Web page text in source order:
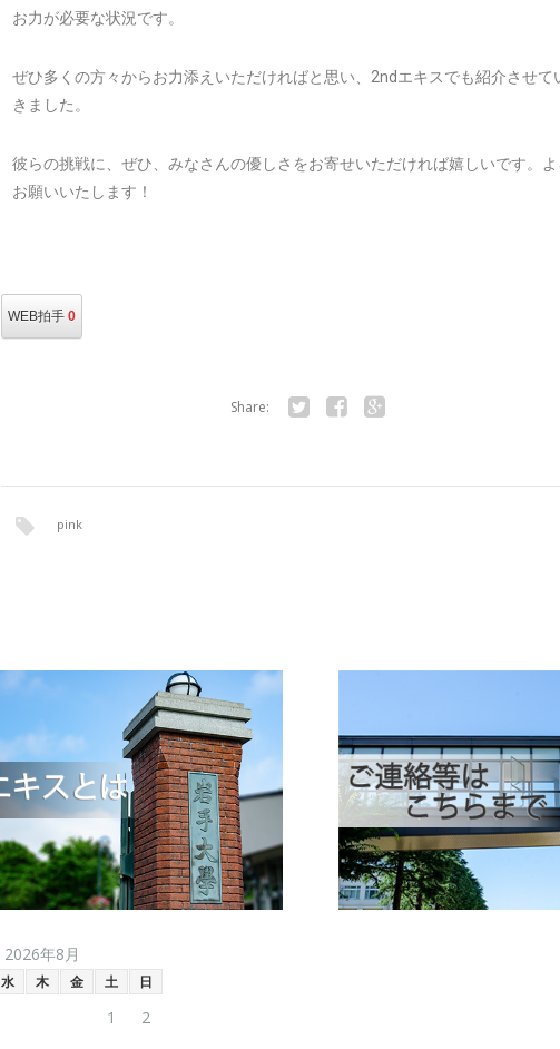
お力が必要な状況です。
ぜひ多くの方々からお力添えいただければと思い、2ndエキスでも紹介させて
きました。
彼らの挑戦に、ぜひ、みなさんの優しさをお寄せいただければ嬉しいです。
お願いいたします！
WEB拍手 0
Share:
pink
2026年8月
水 木 金 土 日
1 2